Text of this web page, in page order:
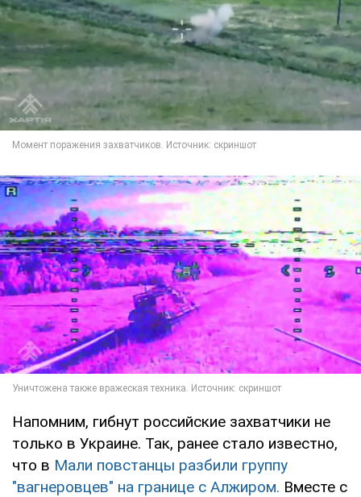
Напомним, гибнут российские захватчики не
только в Украине. Так, ранее стало известно,
что в Мали повстанцы разбили группу
"вагнеровцев" на границе с Алжиром. Вместе с